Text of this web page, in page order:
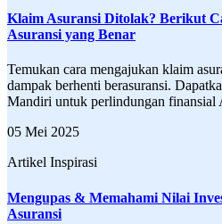
Klaim Asuransi Ditolak? Berikut
Asuransi yang Benar
Temukan cara mengajukan klaim
dampak berhenti berasuransi.
Mandiri untuk perlindungan finansial
05 Mei 2025
Artikel Inspirasi
Mengupas & Memahami Nilai
Asuransi